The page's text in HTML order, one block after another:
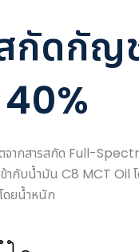
กัดกัญ
ากสารสกัด Full-
บน้ำมัน C8 MCT Oil
ดยน้ำหนัก